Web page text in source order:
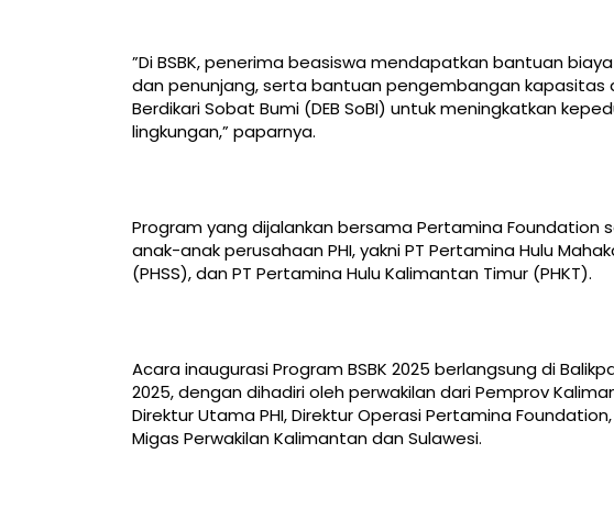
”Di BSBK, penerima beasiswa mendapatkan bantuan
dan penunjang, serta bantuan pengembangan kapasitas
Berdikari Sobat Bumi (DEB SoBI) untuk meningkatkan
lingkungan,” paparnya.
Program yang dijalankan bersama Pertamina Foundation
anak-anak perusahaan PHI, yakni PT Pertamina Hulu
(PHSS), dan PT Pertamina Hulu Kalimantan Timur (PHKT).
Acara inaugurasi Program BSBK 2025 berlangsung di
2025, dengan dihadiri oleh perwakilan dari Pemprov
Direktur Utama PHI, Direktur Operasi Pertamina
Migas Perwakilan Kalimantan dan Sulawesi.